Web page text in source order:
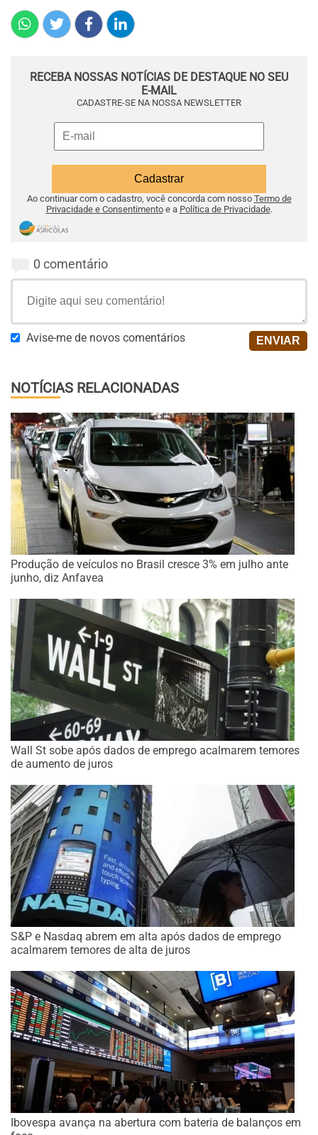
RECEBA NOSSAS NOTÍCIAS DE DESTAQUE NO SEU
E-MAIL
CADASTRE-SE NA NOSSA NEWSLETTER
Ao continuar com o cadastro, você concorda com nosso Termo de
Privacidade e Consentimentoe a Política de Privacidade.
0 comentário
Avise-me de novos comentários
NOTÍCIAS RELACIONADAS
Produção de veículos no Brasil cresce 3% em julho ante
junho, diz Anfavea
Wall St sobe após dados de emprego acalmarem temores
de aumento de juros
S&P e Nasdaq abrem em alta após dados de emprego
acalmarem temores de alta de juros
Ibovespa avança na abertura com bateria de balanços em